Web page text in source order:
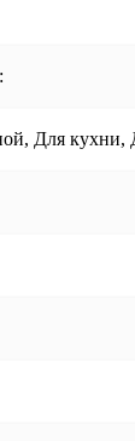
Для кухни,